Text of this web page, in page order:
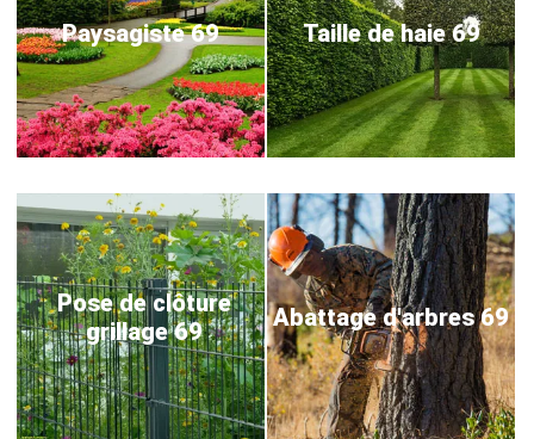
Paysagiste 69 Taille de haie 69
Pose de clôture
grillage 69
Abattage d'arbres 69